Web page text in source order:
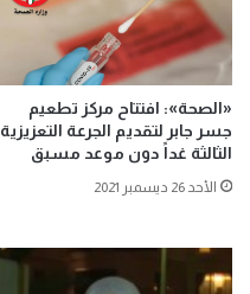
«الصحة»: افتتاح مركز تطعيم
جسر جابر لتقديم الجرعة التعزيزية
الثالثة غداً دون موعد مسبق
الأحد 26 ديسمبر 2021